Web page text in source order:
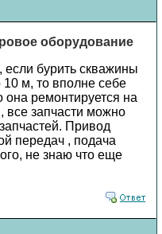
оборудование
если бурить скважины
м, то вполне себе
она ремонтируется на
все запчасти можно
Привод
передач , подача
не знаю что еще